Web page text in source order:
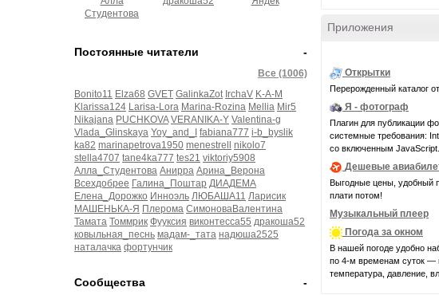
Студентова
-
Постоянные читатели
Все (1006)
Bonito11 Elza68 GVET GalinkaZot IrchaV K-A-M
Klarissa124 Larisa-Lora Marina-Rozina Mellia Mir5
Nikajana PUCHKOVA VERANIKA-Y Valentina-g
Vlada_Glinskaya Yoy_and_I fabiana777 i-b_byslik
ka82 marinapetrova1950 menestrell
nikolo7
stella4707 tane4ka777 tes21 viktoriy5908
Алла_Студентова Анирра Арина_Верона
Всехдобрее Галина_Поштар ДИАДЕМА
Елена_Дорожко Инноэль ЛЮБАША11 Ларисик
МАШЕНЬКА-Я Плерома СимоноваВалентина
Тамата Томмрик Фууксия виконтесса55 дракоша52
ковыльная_песнь мадам-_тата надюша2525
наталачка фортунчик
-
Сообщества
Приложения
Открытки
Перерожденный каталог
Я - фотограф
Плагин для публикации
системные требования:
со включенным
Дешевые
Выгодные цены, удобный
плати потом!
Музыкальный плеер
Погода за окном
В нашей погоде удобно
по 4-м временам суток —
температура, давление,